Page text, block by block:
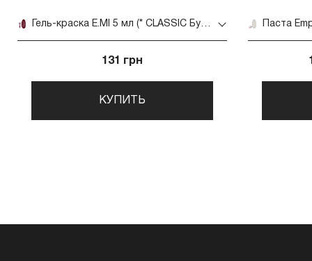
Гель-краска E.MI 5 мл (* CLASSIC Бургундское вино)
131 грн
КУПИТЬ